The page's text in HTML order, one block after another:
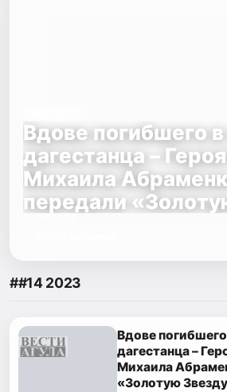
Вдове погибшего
дагестанца –
Михаила
передали
##14 2023
Вдове
дагестанца –
Михаила
«Золотую